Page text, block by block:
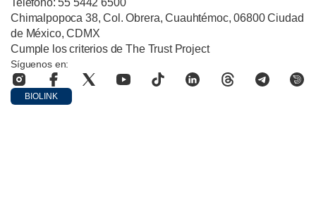
Chimalpopoca 38, Col. Obrera, Cuauhtémoc, 06800 Ciudad
de México, CDMX
Cumple los criterios de The Trust Project
Síguenos en:
BIOLINK